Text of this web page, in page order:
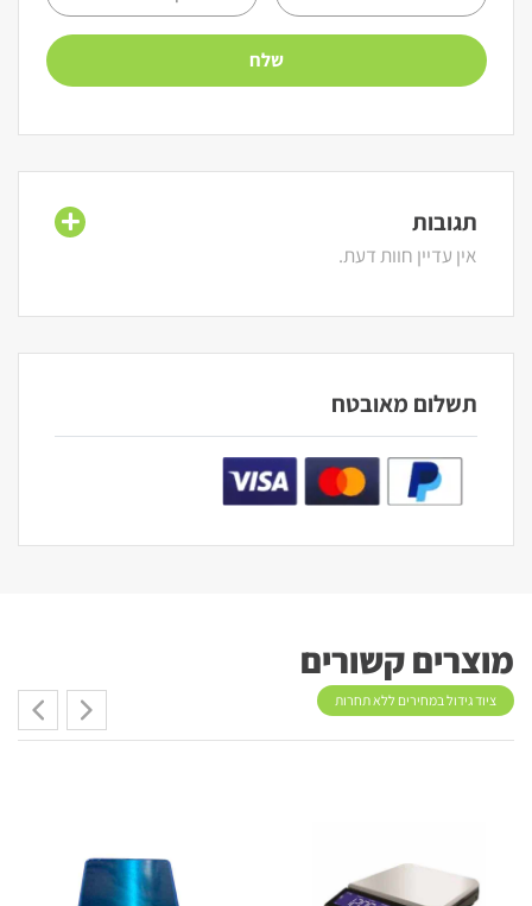
תגובות
אין עדיין חוות דעת.
תשלום מאובטח
מוצרים קשורים
ציוד גידול במחירים ללא תחרות